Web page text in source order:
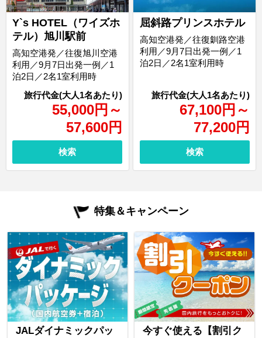
Y`s HOTEL（ワイズホ
テル）旭川駅前
55,000円 ～
57,600円
高知空港発／往復旭川空港
利用／9月7日出発一例／1
泊2日／2名1室利用時
検索
屈斜路プリンスホテル
67,100円 ～
77,200円
高知空港発／往復釧路空港
利用／9月7日出発一例／1
泊2日／2名1室利用時
検索
特集＆キャンペーン
JALダイナミックパッ
今すぐ使える【割引ク